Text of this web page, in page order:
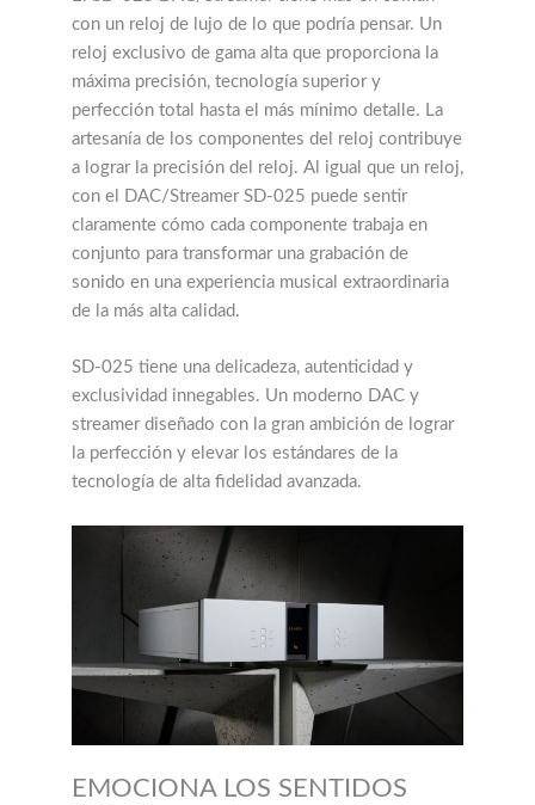
con un reloj de lujo de lo que podría pensar. Un
reloj exclusivo de gama alta que proporciona la
máxima precisión, tecnología superior y
perfección total hasta el más mínimo detalle. La
artesanía de los componentes del reloj contribuye
a lograr la precisión del reloj. Al igual que un reloj,
con el DAC/Streamer SD-025 puede sentir
claramente cómo cada componente trabaja en
conjunto para transformar una grabación de
sonido en una experiencia musical extraordinaria
de la más alta calidad.
SD-025 tiene una delicadeza, autenticidad y
exclusividad innegables. Un moderno DAC y
streamer diseñado con la gran ambición de lograr
la perfección y elevar los estándares de la
tecnología de alta fidelidad avanzada.
EMOCIONA LOS SENTIDOS